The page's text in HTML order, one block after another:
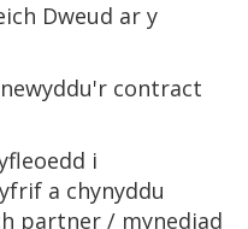
Dweud ar y
contract
i
a chynyddu
partner / mynediad